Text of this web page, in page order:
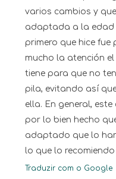
varios cambios y
adaptada a la edad
primero que hice fue
mucho la atención
tiene para que no
pila, evitando así
ella. En general,
por lo bien hecho
adaptado que lo
lo que lo
Traduzir com o Google